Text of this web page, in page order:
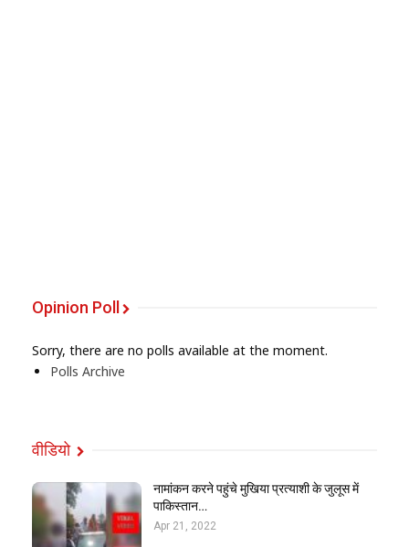
Opinion Poll
Sorry, there are no polls available at the moment.
Polls Archive
वीडियो
नामांकन करने पहुंचे मुखिया प्रत्याशी के जुलूस में
पाकिस्तान…
Apr 21, 2022